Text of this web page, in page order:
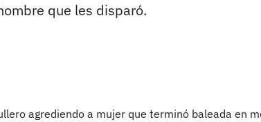
que les disparó.
agrediendo a mujer que terminó baleada en